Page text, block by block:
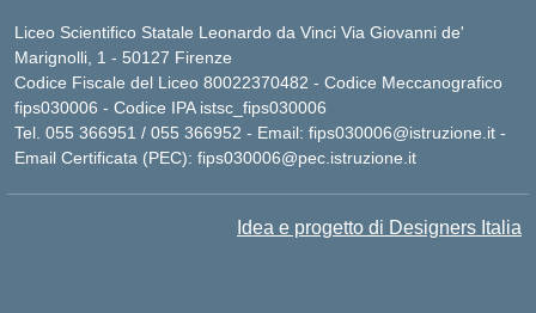
Liceo Scientifico Statale Leonardo da Vinci Via Giovanni de'
Marignolli, 1 - 50127 Firenze
Codice Fiscale del Liceo 80022370482 - Codice Meccanografico
fips030006 - Codice IPA istsc_fips030006
Tel. 055 366951 / 055 366952 - Email: fips030006@istruzione.it -
Email Certificata (PEC): fips030006@pec.istruzione.it
Idea e progetto di Designers Italia